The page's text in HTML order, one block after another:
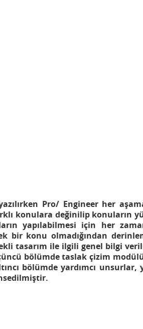
Pro/ Engineer her
konulara değinilip konuların
yapılabilmesi için her
bir konu olmadığından
tasarım ile ilgili genel bilgi
bölümde taslak çizim
bölümde yardımcı unsurlar,